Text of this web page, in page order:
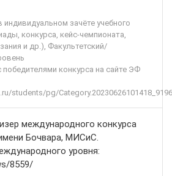
зачёте учебного
конкурса, кейс-чемпионата,
и др.), Факультетский/
победителями конкурса на сайте ЭФ
students/pg/
международного конкурса
Бочвара, МИСиС.
уровня:
8559/